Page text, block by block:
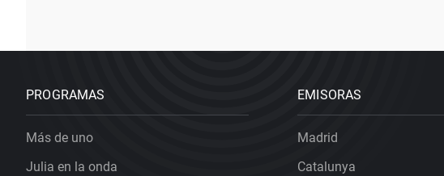
PROGRAMAS
Más de uno
Julia en la onda
EMISORAS
Madrid
Catalunya